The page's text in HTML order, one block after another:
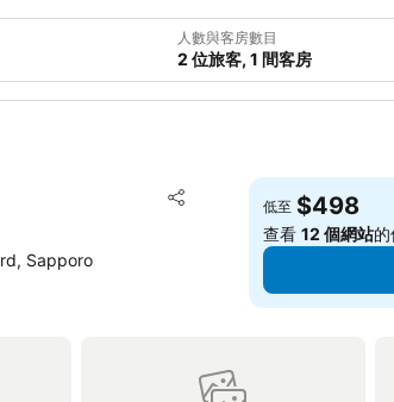
人數與客房數目
2 位旅客, 1 間客房
分享
放到收藏夾
Sapporo
低至 $498
查看12 個網站的